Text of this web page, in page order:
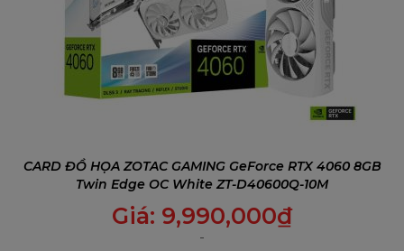
CARD ĐỒ HỌA ZOTAC GAMING GeForce RTX 4060 8GB
Twin Edge OC White ZT-D40600Q-10M
Giá: 9,990,000₫